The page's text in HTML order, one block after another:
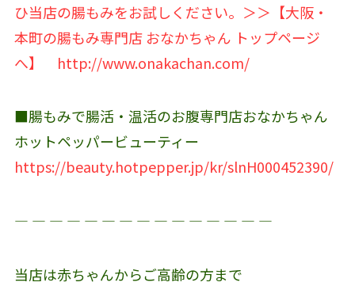
ひ当店の腸もみをお試しください。＞＞【大阪・
本町の腸もみ専門店 おなかちゃん トップページ
へ】
http://www.onakachan.com/
■腸もみで腸活・温活のお腹専門店おなかちゃん
ホットペッパービューティー
https://beauty.hotpepper.jp/kr/slnH000452390/
― ― ― ― ― ― ― ― ― ― ― ― ― ― ―
当店は赤ちゃんからご高齢の方まで